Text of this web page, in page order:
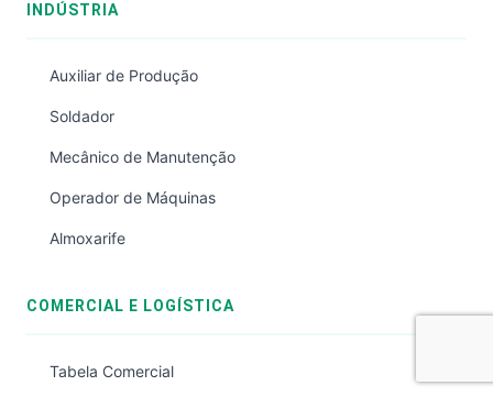
INDÚSTRIA
Auxiliar de Produção
Soldador
Mecânico de Manutenção
Operador de Máquinas
Almoxarife
COMERCIAL E LOGÍSTICA
Tabela Comercial